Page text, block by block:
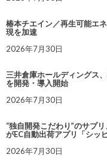
椿本チエイン／再生可能エ
現を加速
2026年7月30日
三井倉庫ホールディングス
を開発・導入開始
2026年7月30日
“独自開発こだわり”のサプ
がEC自動出荷アプリ「シッ
2026年7月30日